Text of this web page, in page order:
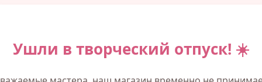
Ушли в творческий отпуск! ☀️